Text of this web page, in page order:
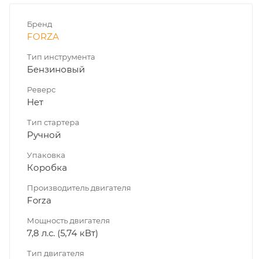
Бренд
FORZA
Тип инструмента
Бензиновый
Реверс
Нет
Тип стартера
Ручной
Упаковка
Коробка
Производитель двигателя
Forza
Мощность двигателя
7,8 л.с. (5,74 кВт)
Тип двигателя